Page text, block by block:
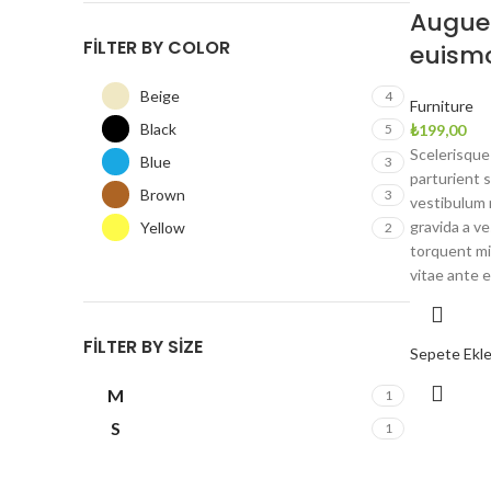
FILTER BY COLOR
Beige 4
Black 5
Blue 3
Brown 3
Yellow 2
FILTER BY SIZE
M 1
S 1
Furniture
₺199,00
parturient
vestibulum
gravida a
torquent
vitae ante
Sepete Ekle